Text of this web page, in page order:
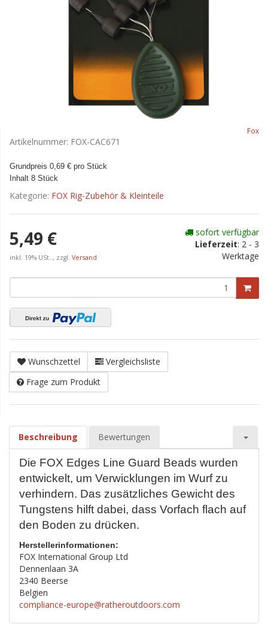
Fox
Artikelnummer: FOX-CAC671
Grundpreis 0,69 € pro Stück
Inhalt 8 Stück
Kategorie: FOX Rig-Zubehör & Kleinteile
5,49 €
inkl. 19% USt. , zzgl. Versand
sofort verfügbar
Lieferzeit: 2 - 3
Werktage
Wunschzettel
Vergleichsliste
Frage zum Produkt
Beschreibung Bewertungen
Die FOX Edges Line Guard Beads wurden
entwickelt, um Verwicklungen im Wurf zu
verhindern. Das zusätzliches Gewicht des
Tungstens hilft dabei, dass Vorfach flach auf
den Boden zu drücken.
Herstellerinformationen:
FOX International Group Ltd
Dennenlaan 3A
2340 Beerse
Belgien
compliance-europe@ratheroutdoors.com